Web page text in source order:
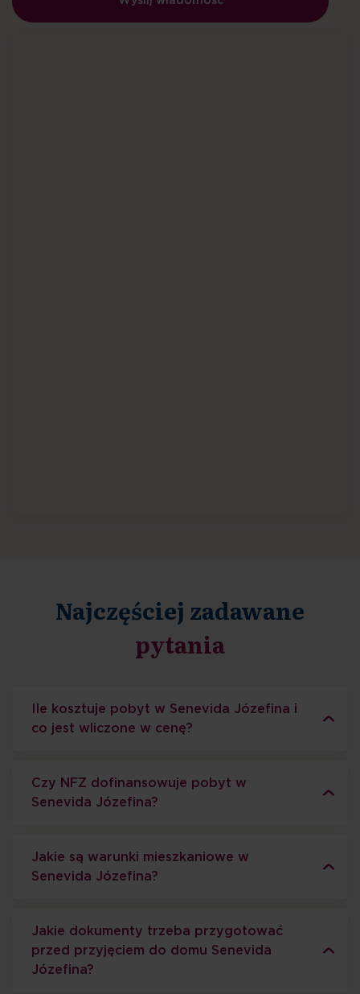
Najczęściej zadawane
pytania
Ile kosztuje pobyt w Senevida Józefina i
co jest wliczone w cenę?
Czy NFZ dofinansowuje pobyt w
Senevida Józefina?
Jakie są warunki mieszkaniowe w
Senevida Józefina?
Jakie dokumenty trzeba przygotować
przed przyjęciem do domu Senevida
Józefina?